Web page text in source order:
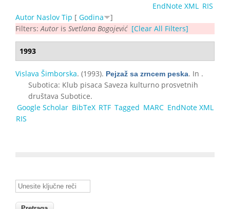
EndNote XML
RIS
Autor Naslov Tip [ Godina
]
Filters: Autor is Svetlana Bogojević [Clear All Filters]
1993
Vislava Šimborska. (1993). Pejzaž sa zrncem peska. In .
Subotica: Klub pisaca Saveza kulturno prosvetnih
društava Subotice.
Google Scholar BibTeX RTF Tagged MARC EndNote XML
RIS
Unesite ključne reči